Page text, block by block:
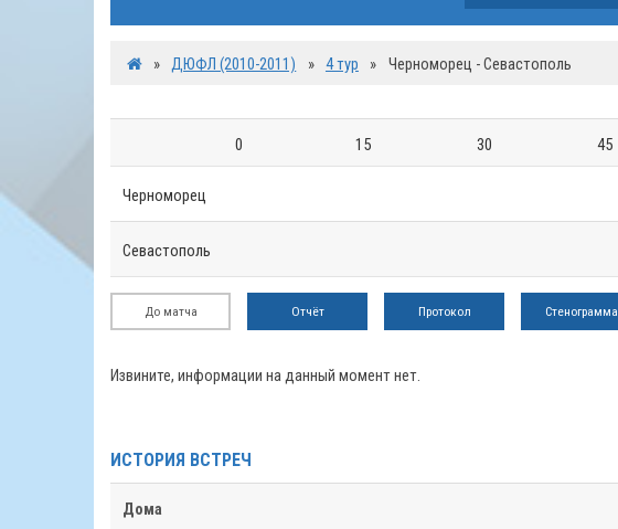
» ДЮФЛ (2010-2011) » 4 тур » Черноморец - Севастополь
0 15 30 45
Черноморец
Севастополь
До матча Отчёт Протокол Стенограмма
Извините, информации на данный момент нет.
ИСТОРИЯ ВСТРЕЧ
Дома